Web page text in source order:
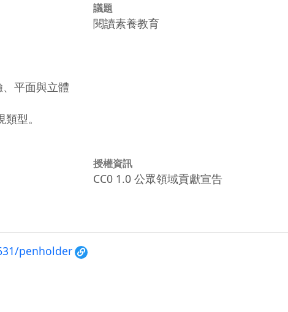
平面與立體
型。
議題
閱讀素養教育
授權資訊
CC0 1.0 公眾領域貢獻宣告
penholder